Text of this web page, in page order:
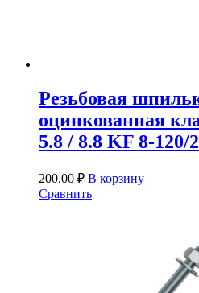
Резьбовая
оцинкованная
5.8 / 8.8 KF 8-120/
200.00 ₽ В корзину
Сравнить